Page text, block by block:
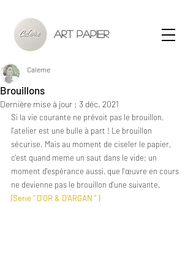
ART PAPIER
Brouillons
Caleme
Dernière mise à jour : 3 déc. 2021
Si la vie courante ne prévoit pas le brouillon,
l'atelier est une bulle à part ! Le brouillon
sécurise. Mais au moment de ciseler le papier,
c'est quand meme un saut dans le vide; un
moment d'espérance aussi, que l'œuvre en cours
ne devienne pas le brouillon d'une suivante.
(Serie " D'OR & D'ARGAN " )